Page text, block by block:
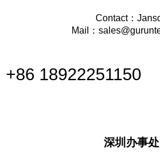
Contact：
Mail：
+86 18922251150
深圳办事处